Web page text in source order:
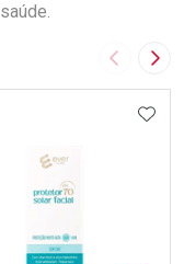
Imagem
AOS FAVORITOS